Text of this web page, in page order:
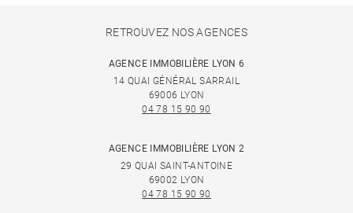
RETROUVEZ NOS AGENCES
AGENCE IMMOBILIÈRE LYON 6
14 QUAI GÉNÉRAL SARRAIL
69006 LYON
04 78 15 90 90
AGENCE IMMOBILIÈRE LYON 2
29 QUAI SAINT-ANTOINE
69002 LYON
04 78 15 90 90